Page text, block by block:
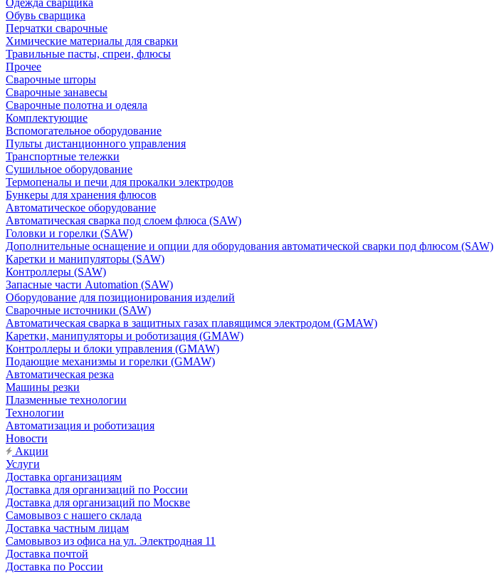
Одежда сварщика
Обувь сварщика
Перчатки сварочные
Химические материалы для сварки
Травильные пасты, спреи, флюсы
Прочее
Сварочные шторы
Сварочные занавесы
Сварочные полотна и одеяла
Комплектующие
Вспомогательное оборудование
Пульты дистанционного управления
Транспортные тележки
Сушильное оборудование
Термопеналы и печи для прокалки электродов
Бункеры для хранения флюсов
Автоматическое оборудование
Автоматическая сварка под слоем флюса (SAW)
Головки и горелки (SAW)
Дополнительные оснащение и опции для оборудования автоматической сварки под флюсом (SAW)
Каретки и манипуляторы (SAW)
Контроллеры (SAW)
Запасные части Automation (SAW)
Оборудование для позиционирования изделий
Сварочные источники (SAW)
Автоматическая сварка в защитных газах плавящимся электродом (GMAW)
Каретки, манипуляторы и роботизация (GMAW)
Контроллеры и блоки управления (GMAW)
Подающие механизмы и горелки (GMAW)
Автоматическая резка
Машины резки
Плазменные технологии
Технологии
Автоматизация и роботизация
Новости
Акции
Услуги
Доставка организациям
Доставка для организаций по России
Доставка для организаций по Москве
Самовывоз с нашего склада
Доставка частным лицам
Самовывоз из офиса на ул. Электродная 11
Доставка почтой
Доставка по России